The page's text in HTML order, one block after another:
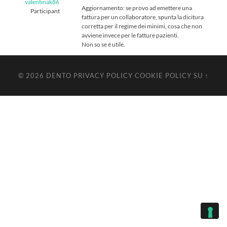
valentinak86
Participant
Aggiornamento: se provo ad emettere una
fattura per un collaboratore, spunta la dicitura
corretta per il regime dei minimi, cosa che non
avviene invece per le fatture pazienti.
Non so se è utile.
© 2026 DENTO PRIVACY POLICY COOKIE POLICY SU ↑